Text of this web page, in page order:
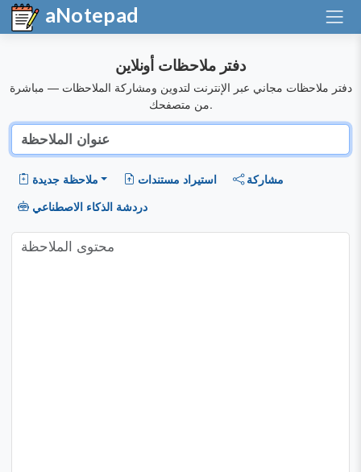
aNotepad
دفتر ملاحظات أونلاين
دفتر ملاحظات مجاني عبر الإنترنت لتدوين ومشاركة الملاحظات — مباشرة
من متصفحك.
ملاحظة جديدة استيراد مستندات
مشاركة
دردشة الذكاء الاصطناعي